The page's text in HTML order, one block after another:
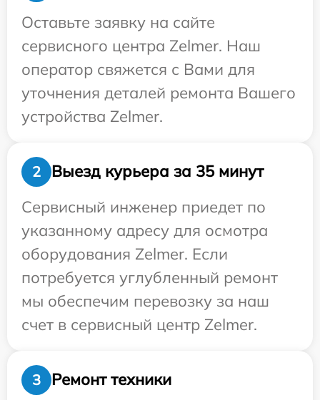
Оставьте заявку на сайте
сервисного центра Zelmer. Наш
оператор свяжется с Вами для
уточнения деталей ремонта Вашего
устройства Zelmer.
2
Выезд курьера за 35 минут
Сервисный инженер приедет по
указанному адресу для осмотра
оборудования Zelmer. Если
потребуется углубленный ремонт
мы обеспечим перевозку за наш
счет в сервисный центр Zelmer.
3
Ремонт техники